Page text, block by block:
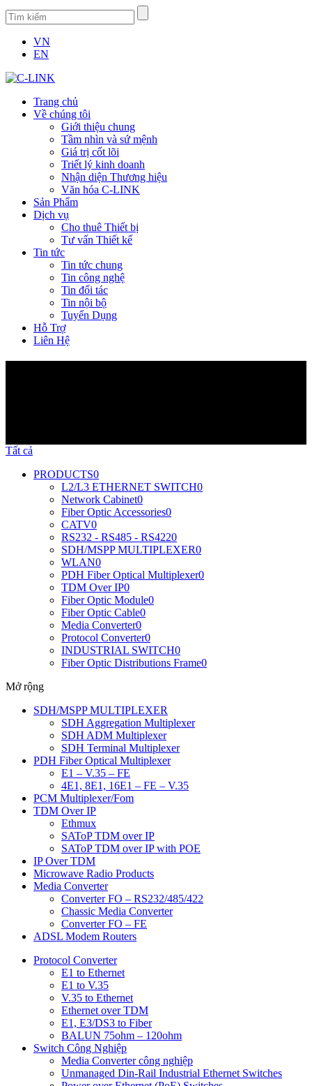
VN
EN
Trang chủ
Về chúng tôi
Giới thiệu chung
Tầm nhìn và sứ mệnh
Giá trị cốt lõi
Triết lý kinh doanh
Nhận diện Thương hiệu
Văn hóa C-LINK
Sản Phẩm
Dịch vụ
Cho thuê Thiết bị
Tư vấn Thiết kế
Tin tức
Tin tức chung
Tin công nghệ
Tin đối tác
Tin nội bộ
Tuyển Dụng
Hỗ Trợ
Liên Hệ
Tất cả
PRODUCTS0
L2/L3 ETHERNET SWITCH0
Network Cabinet0
Fiber Optic Accessories0
CATV0
RS232 - RS485 - RS4220
SDH/MSPP MULTIPLEXER0
WLAN0
PDH Fiber Optical Multiplexer0
TDM Over IP0
Fiber Optic Module0
Fiber Optic Cable0
Media Converter0
Protocol Converter0
INDUSTRIAL SWITCH0
Fiber Optic Distributions Frame0
Mở rộng
SDH/MSPP MULTIPLEXER
SDH Aggregation Multiplexer
SDH ADM Multiplexer
SDH Terminal Multiplexer
PDH Fiber Optical Multiplexer
E1 – V.35 – FE
4E1, 8E1, 16E1 – FE – V.35
PCM Multiplexer/Fom
TDM Over IP
Ethmux
SAToP TDM over IP
SAToP TDM over IP with POE
IP Over TDM
Microwave Radio Products
Media Converter
Converter FO – RS232/485/422
Chassic Media Converter
Converter FO – FE
ADSL Modem Routers
Protocol Converter
E1 to Ethernet
E1 to V.35
V.35 to Ethernet
Ethernet over TDM
E1, E3/DS3 to Fiber
BALUN 75ohm – 120ohm
Switch Công Nghiệp
Media Converter công nghiệp
Unmanaged Din-Rail Industrial Ethernet Switches